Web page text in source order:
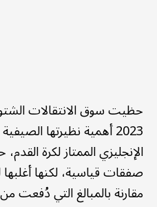
حظيت سوق الانتقالات
2023 أهمية نظيرتها
الإنجليزي الممتاز لكرة
صفقات قياسية، لكنها أغلبها
مقارنة بالمبالغ التي دُفعت